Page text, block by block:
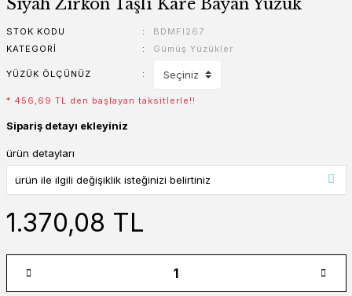
Siyah Zirkon Taşlı Kare Bayan Yüzük
STOK KODU
BDMFI267
KATEGORI
Gümüş Yüzükler
YÜZÜK ÖLÇÜNÜZ
* 456,69 TL den başlayan taksitlerle!!
Sipariş detayı ekleyiniz
ürün detayları
1.370,08 TL